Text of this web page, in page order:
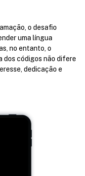
o desafio
uma língua
no entanto, o
dos códigos não difere
dedicação e